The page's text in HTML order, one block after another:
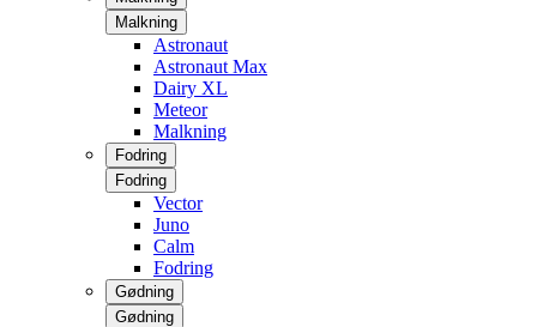
Malkning
Astronaut
Astronaut Max
Dairy XL
Meteor
Malkning
Fodring
Fodring
Vector
Juno
Calm
Fodring
Gødning
Gødning